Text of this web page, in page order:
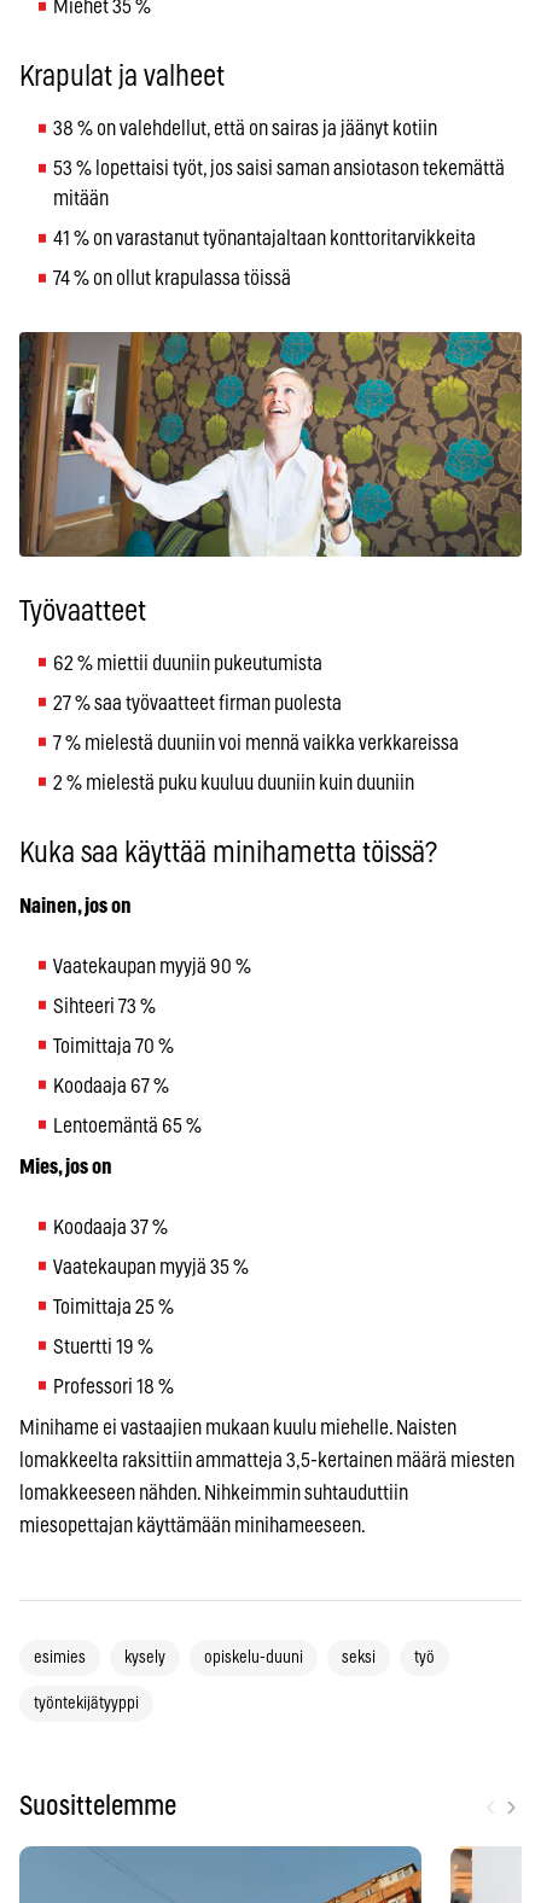
Miehet 35 %
Krapulat ja valheet
38 % on valehdellut, että on sairas ja jäänyt kotiin
53 % lopettaisi työt, jos saisi saman ansiotason tekemättä
mitään
41 % on varastanut työnantajaltaan konttoritarvikkeita
74 % on ollut krapulassa töissä
Työvaatteet
62 % miettii duuniin pukeutumista
27 % saa työvaatteet firman puolesta
7 % mielestä duuniin voi mennä vaikka verkkareissa
2 % mielestä puku kuuluu duuniin kuin duuniin
Kuka saa käyttää minihametta töissä?
Nainen, jos on
Vaatekaupan myyjä 90 %
Sihteeri 73 %
Toimittaja 70 %
Koodaaja 67 %
Lentoemäntä 65 %
Mies, jos on
Koodaaja 37 %
Vaatekaupan myyjä 35 %
Toimittaja 25 %
Stuertti 19 %
Professori 18 %
Minihame ei vastaajien mukaan kuulu miehelle. Naisten
lomakkeelta raksittiin ammatteja 3,5-kertainen määrä miesten
lomakkeeseen nähden. Nihkeimmin suhtauduttiin
miesopettajan käyttämään minihameeseen.
esimies kysely opiskelu-duuni seksi työ
työntekijätyyppi
Suosittelemme ›